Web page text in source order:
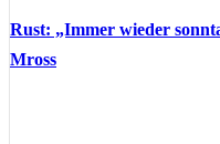
Rust: „Immer wieder
Mross